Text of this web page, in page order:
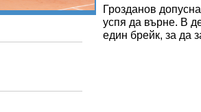
Грозданов
успя да върне. В
един брейк, за да